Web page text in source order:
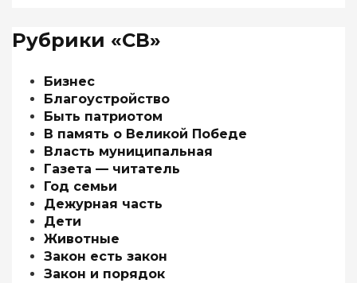
Рубрики «СВ»
Бизнес
Благоустройство
Быть патриотом
В память о Великой Победе
Власть муниципальная
Газета — читатель
Год семьи
Дежурная часть
Дети
Животные
Закон есть закон
Закон и порядок